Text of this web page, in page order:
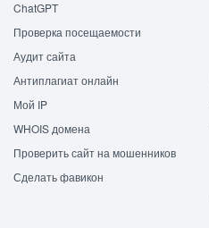
ChatGPT
Проверка посещаемости
Аудит сайта
Антиплагиат онлайн
Мой IP
WHOIS домена
Проверить сайт на мошенников
Сделать фавикон